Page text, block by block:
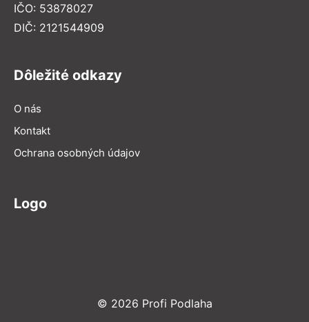
IČO: 53878027
DIČ: 2121544909
Dôležité odkazy
O nás
Kontakt
Ochrana osobných údajov
Logo
© 2026 Profi Podlaha